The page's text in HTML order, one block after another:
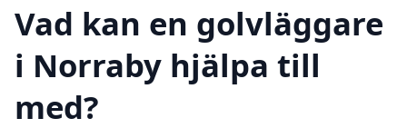
Vad kan en golvläggare
i Norraby hjälpa till
med?